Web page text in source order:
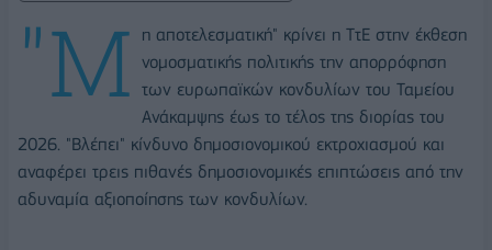
"Μ
η αποτελεσματική" κρίνει η ΤτΕ στην έκθεση
νομοσματικής πολιτικής την απορρόφηση
των ευρωπαϊκών κονδυλίων του Ταμείου
Ανάκαμψης έως το τέλος της διορίας του
2026. "Βλέπει" κίνδυνο δημοσιονομικού εκτροχιασμού και
αναφέρει τρεις πιθανές δημοσιονομικές επιπτώσεις από την
αδυναμία αξιοποίησης των κονδυλίων.